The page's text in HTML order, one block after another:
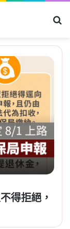
得拒絕，